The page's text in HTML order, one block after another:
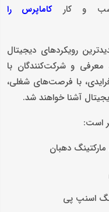
کسب و کارکاماپرس را
رویکردهای دیجیتال
معرفی و شرکت‌کنندگان با
با فرصت‌های شغلی،
آشنا خواهند شد.
است:
دهبان
اسنپ پی